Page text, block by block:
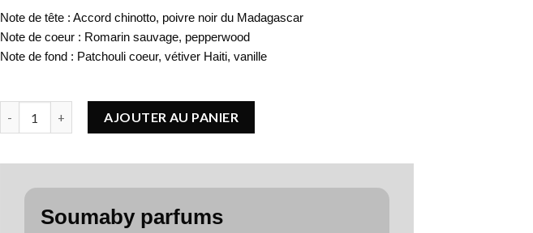
Note de tête : Accord chinotto, poivre noir du Madagascar
Note de coeur : Romarin sauvage, pepperwood
Note de fond : Patchouli coeur, vétiver Haiti, vanille
AJOUTER AU PANIER
Soumaby parfums